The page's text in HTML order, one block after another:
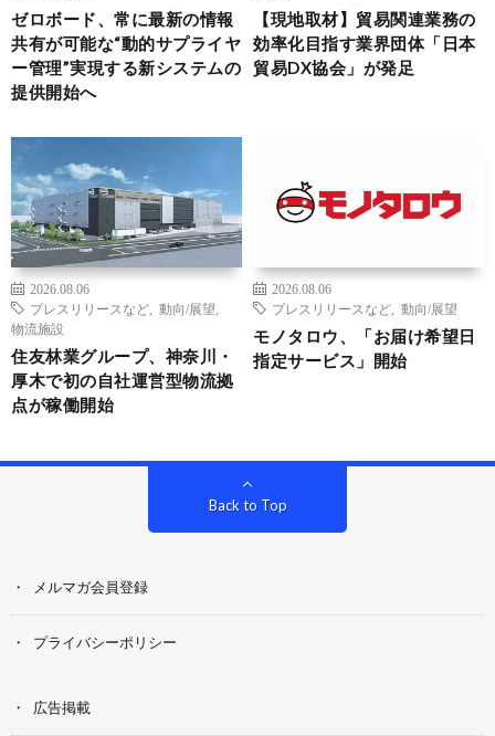
ゼロボード、常に最新の情報
共有が可能な“動的サプライヤ
ー管理”実現する新システムの
提供開始へ
【現地取材】貿易関連業務の
効率化目指す業界団体「日本
貿易DX協会」が発足
2026.08.06
プレスリリースなど
動向/展望
物流施設
住友林業グループ、神奈川・
厚木で初の自社運営型物流拠
点が稼働開始
2026.08.06
プレスリリースなど
動向/展望
モノタロウ、「お届け希望日
指定サービス」開始
Back to Top
メルマガ会員登録
プライバシーポリシー
広告掲載